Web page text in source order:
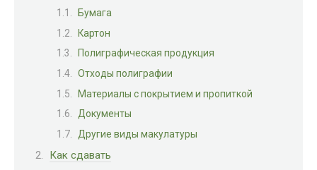
Бумага
Картон
Полиграфическая продукция
Отходы полиграфии
Материалы с покрытием и пропиткой
Документы
Другие виды макулатуры
Как сдавать